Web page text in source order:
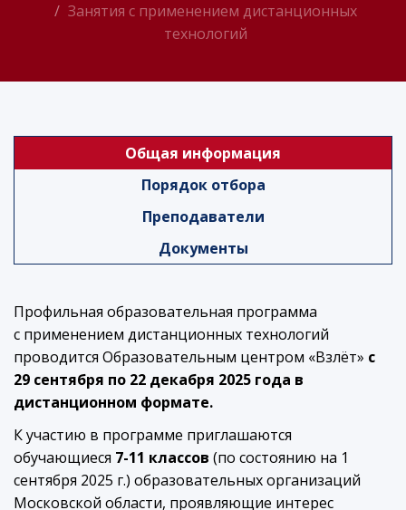
Занятия с применением дистанционных
технологий
Общая информация
Порядок отбора
Преподаватели
Документы
Профильная образовательная программа
с применением дистанционных технологий
проводится Образовательным центром «Взлёт» c
29 сентября по 22 декабря 2025 года в
дистанционном формате.
К участию в программе приглашаются
обучающиеся 7-11 классов (по состоянию на 1
сентября 2025 г.) образовательных организаций
Московской области, проявляющие интерес